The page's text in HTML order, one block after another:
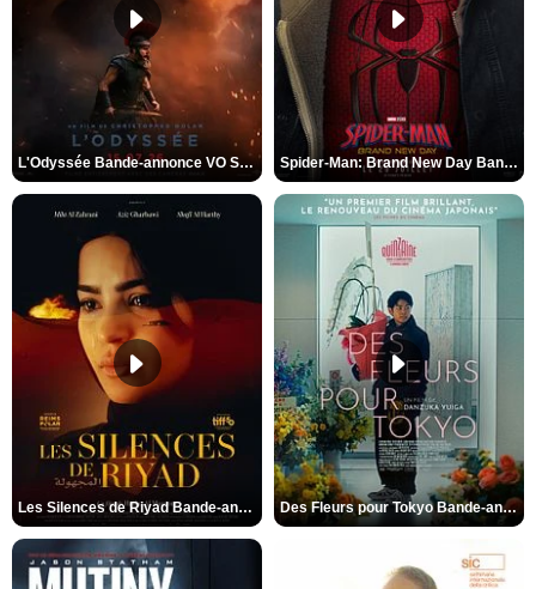
L'Odyssée Bande-annonce VO STFR Spider-Man: Brand New Day Bande-annonce VO STFR
Les Silences de Riyad Bande-annonce VO STFR Des Fleurs pour Tokyo Bande-annonce VO STFR